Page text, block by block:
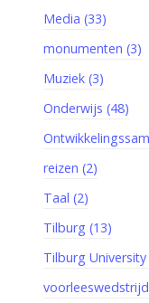
Media (33)
monumenten (3)
Muziek (3)
Onderwijs (48)
reizen (2)
Taal (2)
Tilburg (13)
Tilburg University